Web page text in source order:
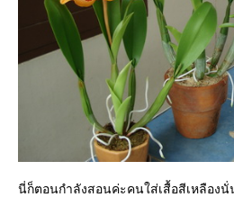
นี่ก็ตอนกำลังสอนค่ะคนใส่เสื้อสีเหลือง